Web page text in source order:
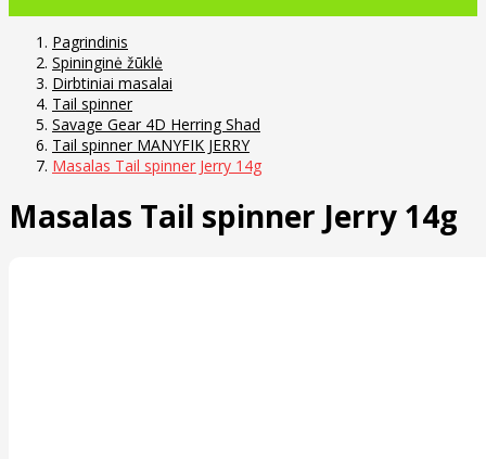
Pagrindinis
Spininginė žūklė
Dirbtiniai masalai
Tail spinner
Savage Gear 4D Herring Shad
Tail spinner MANYFIK JERRY
Masalas Tail spinner Jerry 14g
Masalas Tail spinner Jerry 14g